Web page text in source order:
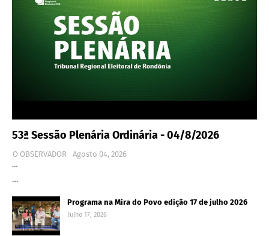
53ª Sessão Plenária Ordinária - 04/8/2026
O OBSERVADOR
Agosto 04, 2026
…
…
Programa na Mira do Povo edição 17 de julho 2026
Julho 17, 2026